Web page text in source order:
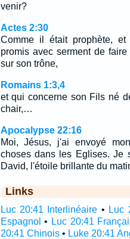
venir?
Actes 2:30
Comme il était prophète,
promis avec serment de
sur son trône,
Romains 1:3,4
et qui concerne son Fils né
chair,…
Apocalypse 22:16
Moi, Jésus, j'ai envoyé
choses dans les Eglises. Je
David, l'étoile brillante du
Links
Luc 20:41 Interlinéaire • Luc
Espagnol • Luc 20:41
20:41 Chinois• Luke 20:41